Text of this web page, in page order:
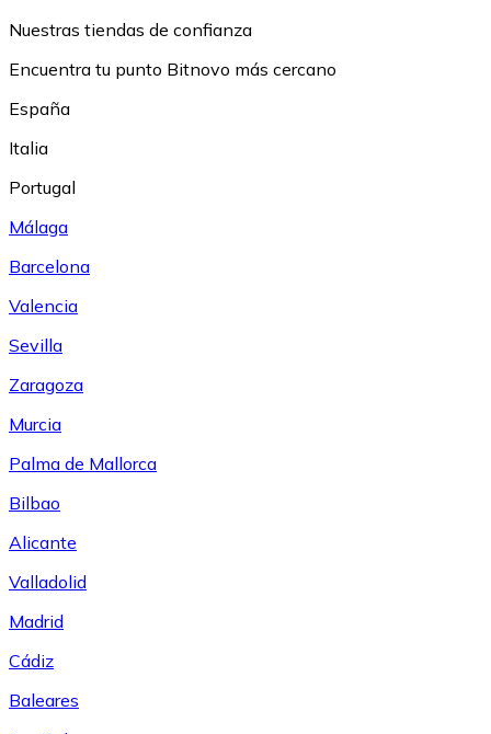
Nuestras tiendas de confianza
Encuentra tu punto Bitnovo más cercano
España
Italia
Portugal
Málaga
Barcelona
Valencia
Sevilla
Zaragoza
Murcia
Palma de Mallorca
Bilbao
Alicante
Valladolid
Madrid
Cádiz
Baleares